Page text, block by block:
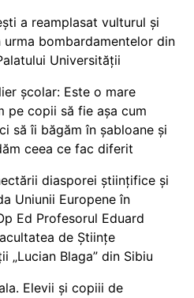
a reamplasat vulturul și
bombardamentelor din
Universității
școlar: Este o mare
pe copii să fie așa cum
să îi băgăm în șabloane și
ceea ce fac diferit
diasporei științifice și
Uniunii Europene în
Ed Profesorul Eduard
de Științe
„Lucian Blaga” din Sibiu
Elevii și copiii de